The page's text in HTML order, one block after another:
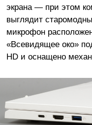
экрана — при этом
выглядит
микрофон
«Всевидящее око»
HD и оснащено